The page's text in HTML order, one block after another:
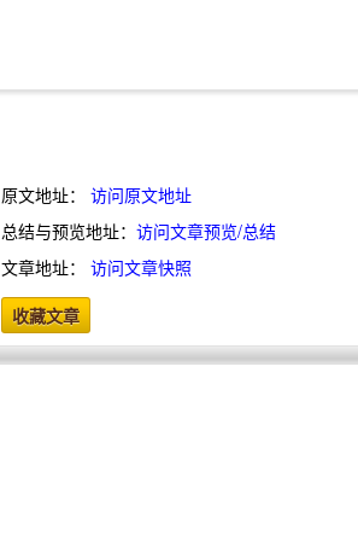
原文地址： 访问原文地址
总结与预览地址： 访问文章预览/总结
文章地址： 访问文章快照